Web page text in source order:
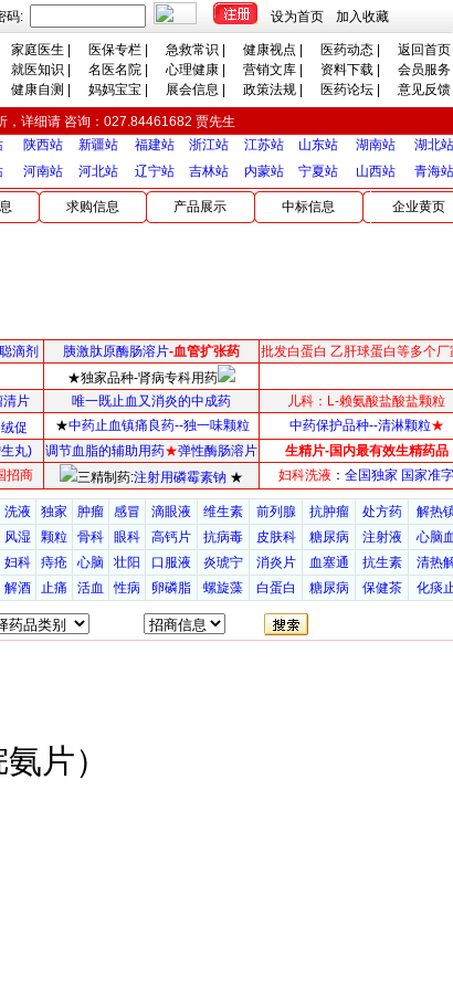
码: 设为首页 加入收藏
家庭医生 医保专栏 急救常识 健康视点 医药动态 返回首页
就医知识 名医名院 心理健康| 营销文库| 资料下载| 会员服务|
健康自测 妈妈宝宝 展会信息 政策法规| 医药论坛 意见反馈|
，详细请 咨询：027.84461682 贾先生
陕西站 新疆站 福建站 浙江站 江苏站 山东站 湖南站
湖北站
河南站 河北站 辽宁站 吉林站 内蒙站 宁夏站 山西站 青海站
求购信息 产品展示 中标信息 企业黄页
滴剂 胰激肽原酶肠溶片-血管扩张药
批发白蛋白 乙肝球蛋白等多个厂
★独家品种-肾病专科用药
清片 唯一既止血又消炎的中成药
儿科：L-赖氨酸盐酸盐颗粒
促 ★中药止血镇痛良药--独一味颗粒 中药保护品种--清淋颗粒★
丸) 调节血脂的辅助用药★弹性酶肠溶片
生精片-国内最有效生精药品
招商 三精制药:注射用磷霉素钠 ★ 妇科洗液 ： 全国独家 国家准字
洗液 独家 肿瘤 感冒 滴眼液 维生素 前列腺 抗肿瘤 处方药
解热
风湿 颗粒 骨科 眼科 高钙片 抗病毒 皮肤科 糖尿病 注射液
心脑
妇科 痔疮 心脑 壮阳 口服液 炎琥宁 消炎片 血塞通 抗生素
清热
解酒 止痛 活血 性病 卵磷脂 螺旋藻 白蛋白 糖尿病 保健茶 化痰
片）